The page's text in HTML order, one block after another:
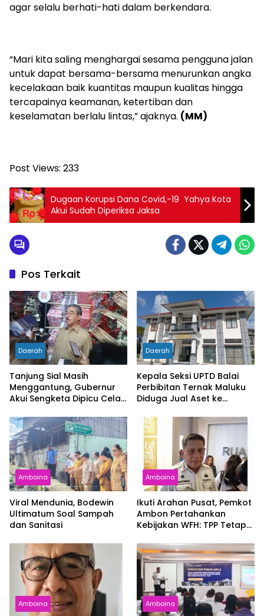
agar selalu berhati-hati dalam berkendara.
“Mari kita saling menghargai sesama pengguna jalan
untuk dapat bersama-bersama menurunkan angka
kecelakaan baik kuantitas maupun kualitas hingga
tercapainya keamanan, ketertiban dan
keselamatan berlalu lintas,” ajaknya. (MM)
Post Views: 233
Dugaan Korupsi Dana Covid,-19 Yahya Kota
Akui Sudah Diperiksa Jaksa
Pos Terkait
Daerah
Tanjung Sial Masih
Menggantung, Gubernur
Akui Sengketa Dipicu Celah
Daerah
Kepala Seksi UPTD Balai
Perbibitan Ternak Maluku
Diduga Jual Aset ke
Amboina
Viral Mendunia, Bodewin
Ultimatum Soal Sampah
dan Sanitasi
Amboina
Ikuti Arahan Pusat, Pemkot
Ambon Pertahankan
Kebijakan WFH: TPP Tetap
Amboina Amboina